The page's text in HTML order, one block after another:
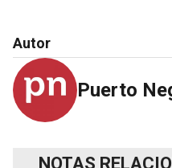
Autor
Puerto
NOTAS